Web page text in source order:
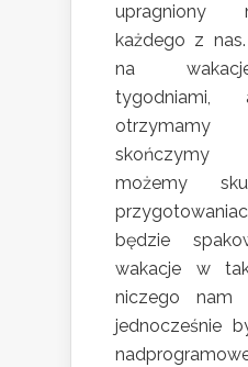
upragniony
każdego z
na
skończymy
możemy
będzie
wakacje w
niczego nam
jednocześnie